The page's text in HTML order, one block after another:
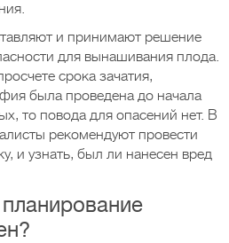
и принимают решение
для вынашивания плода.
срока зачатия,
была проведена до начала
то повода для опасений нет. В
рекомендуют провести
и узнать, был ли нанесен вред